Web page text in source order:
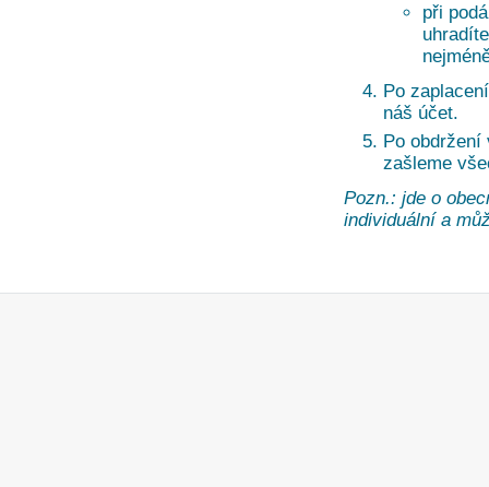
při
Po
náš účet.
Po obdržení
zašleme
Pozn.: jde o
individuální a